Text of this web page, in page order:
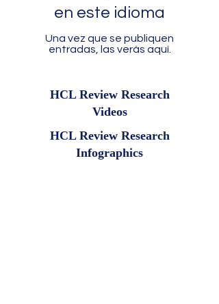
en este idioma
Una vez que se publiquen
entradas, las verás aquí.
HCL Review Research
Videos
HCL Review Research
Infographics